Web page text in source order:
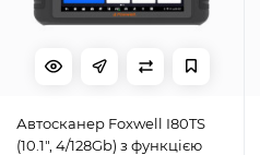
Автосканер Foxwell I80TS
(10.1", 4/128Gb) з функцією